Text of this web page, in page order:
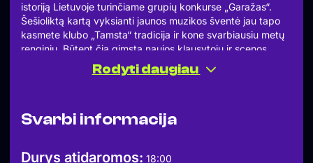
istoriją Lietuvoje turinčiame grupių konkurse „Garažas“.
Šešioliktą kartą vyksianti jaunos muzikos šventė jau tapo
kasmete klubo „Tamsta“ tradicija ir kone svarbiausiu metų
renginiu. Būtent čia gimsta naujos klausytojų ir scenos
naujokų pažintys, o konkurse atrastų talentų vardai žymiai
garsiau suskamba Lietuvos muzikiniame lauke. Taip savo
❤︎
Rodyti daugiau
Svarbi informacija
Durys atidaromos: 18:00